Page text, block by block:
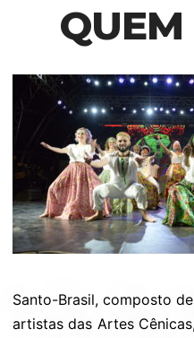
QUEM
Santo-Brasil, composto
artistas das Artes